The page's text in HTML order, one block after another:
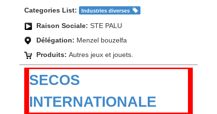
Categories List: Industries diverses
Raison Sociale: STE PALU
Délégation: Menzel bouzelfa
Produits: Autres jeux et jouets.
SECOS
INTERNATIONALE